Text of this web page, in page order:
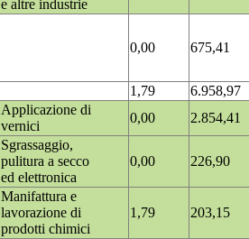
e altre industrie
0,00 675,41
1,79
6.958,97
Applicazione di
vernici
0,00
2.854,41
Sgrassaggio,
pulitura a secco
ed elettronica
0,00 226,90
Manifattura e
lavorazione di
prodotti chimici
1,79 203,15